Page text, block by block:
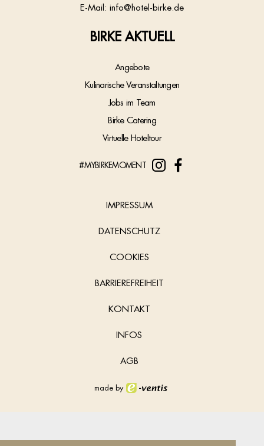
E-Mail: info@hotel-birke.de
BIRKE AKTUELL
Angebote
Kulinarische Veranstaltungen
Jobs im Team
Birke Catering
Virtuelle Hoteltour
#MYBIRKEMOMENT
IMPRESSUM
DATENSCHUTZ
COOKIES
BARRIEREFREIHEIT
KONTAKT
INFOS
AGB
made by